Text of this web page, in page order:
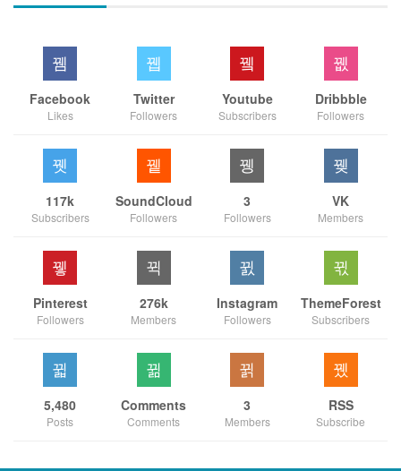
Facebook
Likes
Twitter
Followers
Youtube
Subscribers
Dribbble
Followers
117k
Subscribers
SoundCloud
Followers
3
Followers
VK
Members
Pinterest
Followers
276k
Members
Instagram
Followers
ThemeForest
Subscribers
5,480
Posts
Comments
Comments
3
Members
RSS
Subscribe